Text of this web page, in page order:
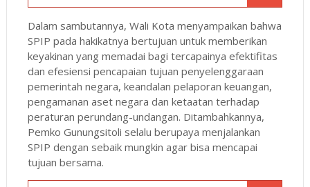
Dalam sambutannya, Wali Kota menyampaikan bahwa
SPIP pada hakikatnya bertujuan untuk memberikan
keyakinan yang memadai bagi tercapainya efektifitas
dan efesiensi pencapaian tujuan penyelenggaraan
pemerintah negara, keandalan pelaporan keuangan,
pengamanan aset negara dan ketaatan terhadap
peraturan perundang-undangan. Ditambahkannya,
Pemko Gunungsitoli selalu berupaya menjalankan
SPIP dengan sebaik mungkin agar bisa mencapai
tujuan bersama.